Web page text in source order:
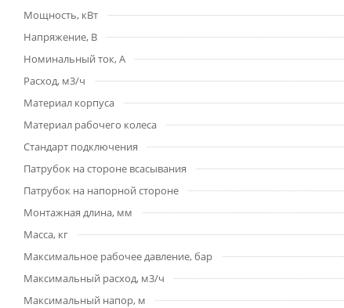
Мощность, кВт
Напряжение, В
Номинальный ток, А
Расход, м3/ч
Материал корпуса
Материал рабочего колеса
Стандарт подключения
Патрубок на стороне всасывания
Патрубок на напорной стороне
Монтажная длина, мм
Масса, кг
Максимальное рабочее давление, бар
Максимальный расход, м3/ч
Максимальный напор, м